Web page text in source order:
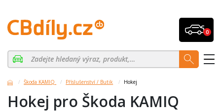
0
Škoda KAMIQ Příslušenství / Butik Hokej
Hokej pro Škoda KAMIQ